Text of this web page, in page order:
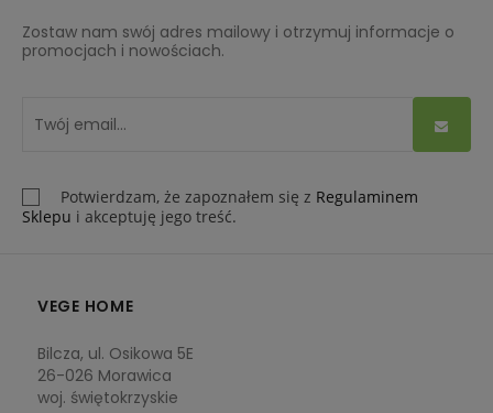
Zostaw nam swój adres mailowy i otrzymuj informacje o
promocjach i nowościach.
Potwierdzam, że zapoznałem się z Regulaminem
Sklepu i akceptuję jego treść.
VEGE HOME
Bilcza, ul. Osikowa 5E
26-026 Morawica
woj. świętokrzyskie